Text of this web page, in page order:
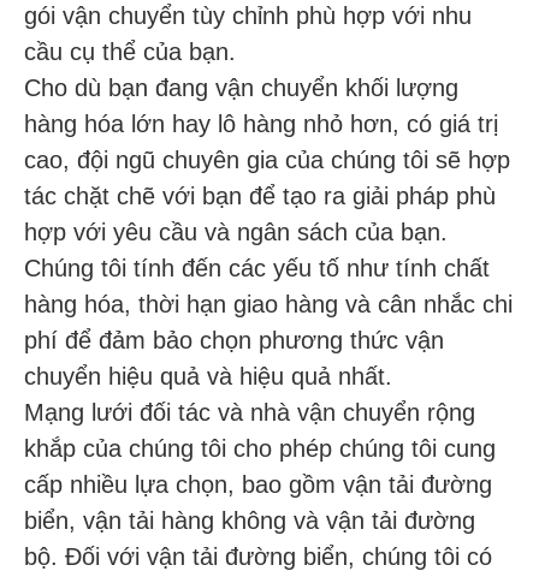
gói vận chuyển tùy chỉnh phù hợp với nhu
cầu cụ thể của bạn.
Cho dù bạn đang vận chuyển khối lượng
hàng hóa lớn hay lô hàng nhỏ hơn, có giá trị
cao, đội ngũ chuyên gia của chúng tôi sẽ hợp
tác chặt chẽ với bạn để tạo ra giải pháp phù
hợp với yêu cầu và ngân sách của bạn.
Chúng tôi tính đến các yếu tố như tính chất
hàng hóa, thời hạn giao hàng và cân nhắc chi
phí để đảm bảo chọn phương thức vận
chuyển hiệu quả và hiệu quả nhất.
Mạng lưới đối tác và nhà vận chuyển rộng
khắp của chúng tôi cho phép chúng tôi cung
cấp nhiều lựa chọn, bao gồm vận tải đường
biển, vận tải hàng không và vận tải đường
bộ. Đối với vận tải đường biển, chúng tôi có